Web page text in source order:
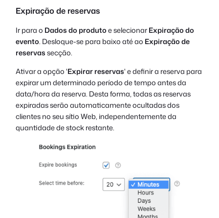
Expiração de reservas
Ir para o Dados do produtoe selecionarExpiração do
evento. Desloque-se para baixo até ao Expiração de
reservassecção.
Ativar a opção 'Expirar reservas' e definir a reserva para
expirar um determinado período de tempo antes da
data/hora da reserva. Desta forma, todas as reservas
expiradas serão automaticamente ocultadas dos
clientes no seu sítio Web, independentemente da
quantidade de stock restante.